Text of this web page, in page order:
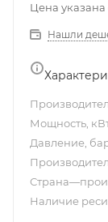
Цена указана
Нашли
Мощность,
Давление,
Наличие